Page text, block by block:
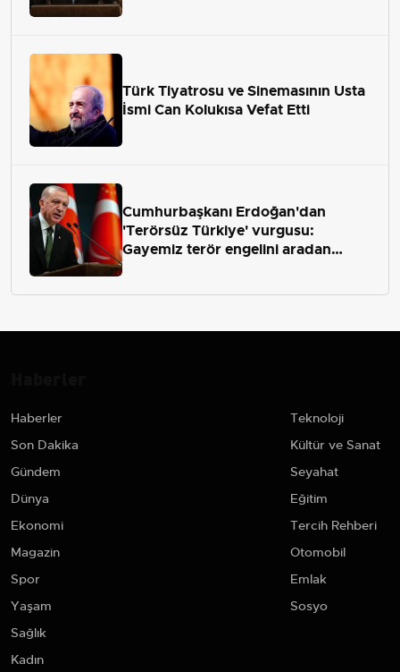
Türk Tiyatrosu ve Sinemasının Usta
İsmi Can Kolukısa Vefat Etti
Cumhurbaşkanı Erdoğan'dan
'Terörsüz Türkiye' vurgusu:
Gayemiz terör engelini aradan
Haberler
Son Dakika
Gündem
Dünya
Ekonomi
Magazin
Spor
Yaşam
Sağlık
Kadın
Teknoloji
Kültür ve Sanat
Seyahat
Eğitim
Tercih Rehberi
Otomobil
Emlak
Sosyo